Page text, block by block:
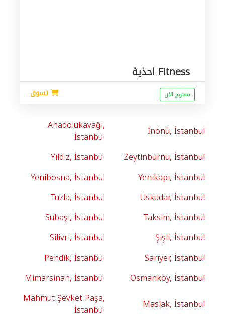
Fitness احذية
تسوق مفتوح الان
İnönü, İstanbul
Anadolukavağı,
İstanbul
Zeytinburnu, İstanbul
Yıldız, İstanbul
Yenikapı, İstanbul
Yenibosna, İstanbul
Üsküdar, İstanbul
Tuzla, İstanbul
Taksim, İstanbul
Subaşı, İstanbul
Şişli, İstanbul
Silivri, İstanbul
Sarıyer, İstanbul
Pendik, İstanbul
Osmanköy, İstanbul
Mimarsinan, İstanbul
Maslak, İstanbul
Mahmut Şevket Paşa,
İstanbul